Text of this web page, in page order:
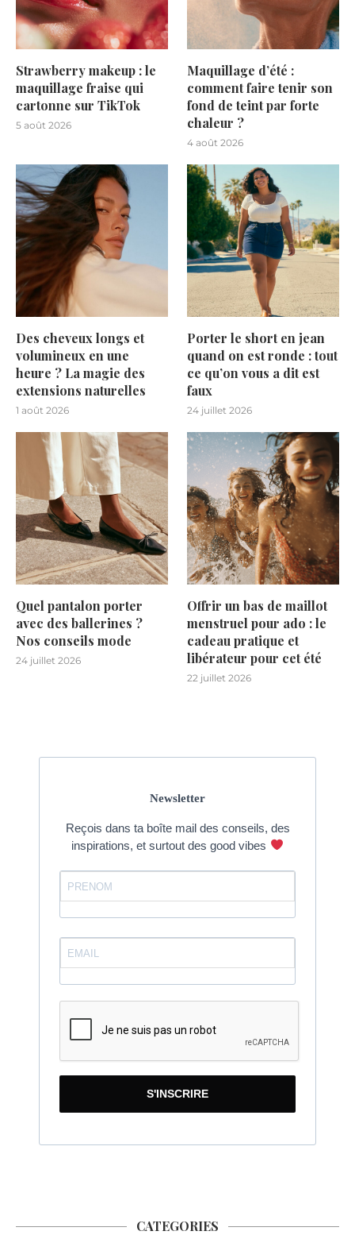
Strawberry makeup : le
maquillage fraise qui
cartonne sur TikTok
5 août 2026
Maquillage d’été :
comment faire tenir son
fond de teint par forte
chaleur ?
4 août 2026
Des cheveux longs et
volumineux en une
heure ? La magie des
extensions naturelles
1 août 2026
Porter le short en jean
quand on est ronde : tout
ce qu’on vous a dit est
faux
24 juillet 2026
Quel pantalon porter
avec des ballerines ?
Nos conseils mode
24 juillet 2026
Offrir un bas de maillot
menstruel pour ado : le
cadeau pratique et
libérateur pour cet été
22 juillet 2026
Newsletter
Reçois dans ta boîte mail des conseils, des
inspirations, et surtout des good vibes
S'INSCRIRE
CATEGORIES